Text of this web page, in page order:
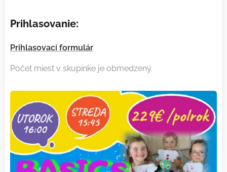
Prihlasovanie:
Prihlasovací formulár
Počet miest v skupinke je obmedzený.